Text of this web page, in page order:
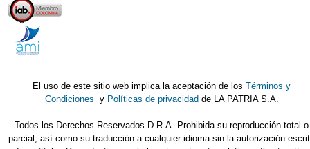
El uso de este sitio web implica la aceptación de losTérminos y
Condiciones y Políticas de privacidad de LA PATRIA S.A.
Todos los Derechos Reservados D.R.A. Prohibida su reproducción total o
parcial, así como su traducción a cualquier idioma sin la autorización